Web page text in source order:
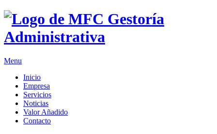
Menu
Inicio
Empresa
Servicios
Noticias
Valor Añadido
Contacto